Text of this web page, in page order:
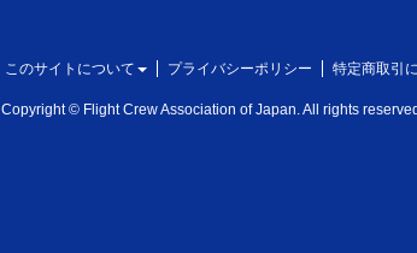
このサイトについて プライバシーポリシー 特定商取引
Copyright © Flight Crew Association of Japan. All rights